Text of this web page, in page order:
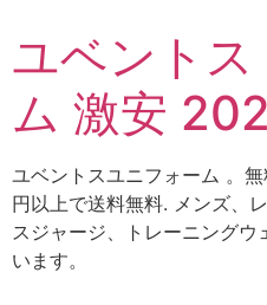
テ
ツ
ス
キ
ッ
プ
ユベント
ム 激安
ユベントスユニフォーム 。
円以上で送料無料. メンズ、
スジャージ、トレーニングウ
います。